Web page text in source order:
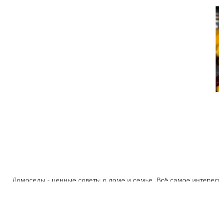
Домоседы - ценные советы о доме и семье. Всё самое